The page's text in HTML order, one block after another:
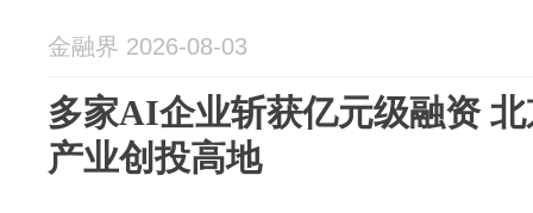
金融界 2026-08-03
多家AI企业斩获亿元级融资
产业创投高地